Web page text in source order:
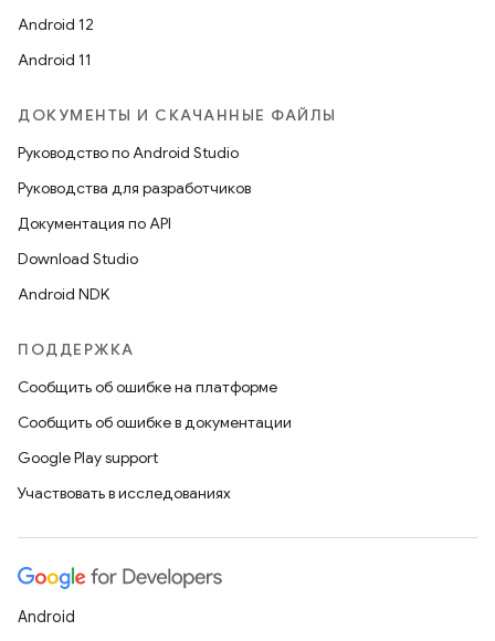
Android 12
Android 11
ДОКУМЕНТЫ И СКАЧАННЫЕ ФАЙЛЫ
Руководство по Android Studio
Руководства для разработчиков
Документация по API
Download Studio
Android NDK
ПОДДЕРЖКА
Сообщить об ошибке на платформе
Сообщить об ошибке в документации
Google Play support
Участвовать в исследованиях
Android